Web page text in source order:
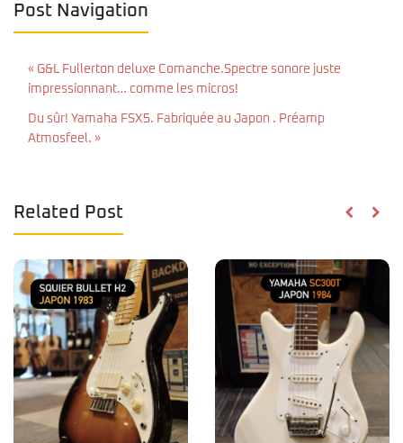
Post Navigation
« G&L Fullerton deluxe Comanche.Spectre sonore juste
impressionnant… comme les micros!
Du sûr! Yamaha FSX5. Fabriquée au Japon . Préamp
Atmosfeel. »
Related Post